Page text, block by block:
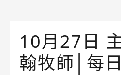
10月27日
翰牧師│每